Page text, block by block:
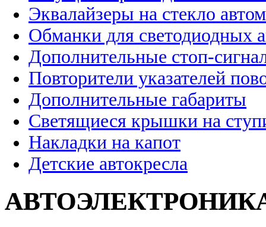
Эквалайзеры на стекло
Обманки для светодиодных
Дополнительные стоп-
Повторители указателей
Дополнительные габариты
Светящиеся крышки на
Накладки на капот
Детские автокресла